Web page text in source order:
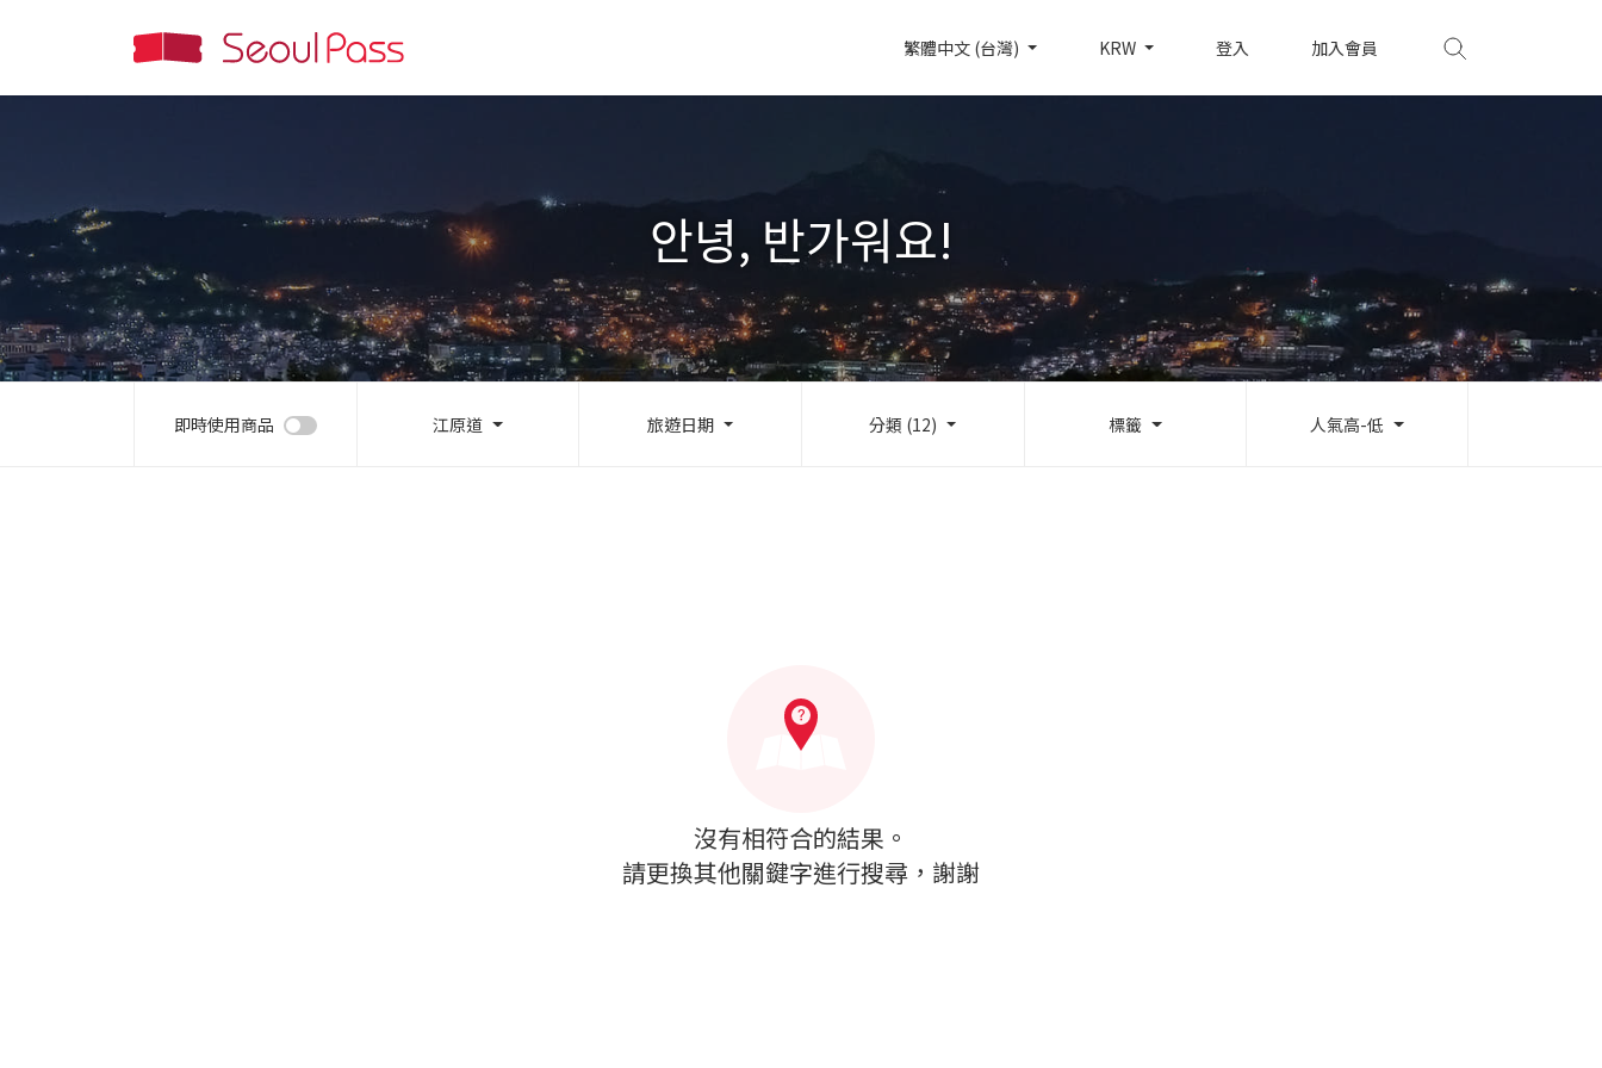
繁體中文 (台灣) KRW 登入 加入會員
안녕, 반가워요!
即時使用商品 江原道 旅遊日期 分類 (12) 標籤 人氣高-低
沒有相符合的結果。
請更換其他關鍵字進行搜尋，謝謝